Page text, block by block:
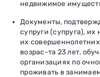
недвижимое
Документы,
супруги (супруга),
их
возрас-та 23 лет,
организациях по
проживать в